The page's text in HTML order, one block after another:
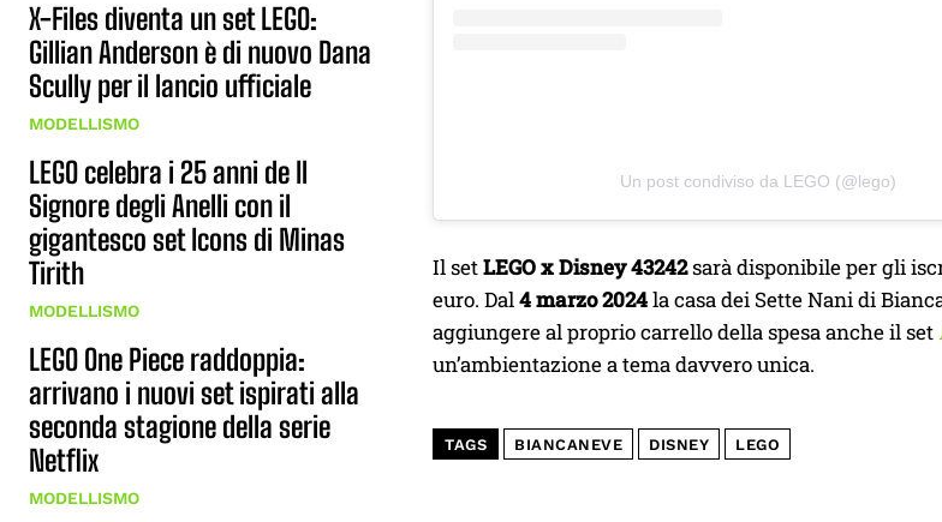
X-Files diventa un set LEGO:
Gillian Anderson è di nuovo Dana
Scully per il lancio ufficiale
MODELLISMO
LEGO celebra i 25 anni de Il
Signore degli Anelli con il
gigantesco set Icons di Minas
Tirith
MODELLISMO
LEGO One Piece raddoppia:
arrivano i nuovi set ispirati alla
seconda stagione della serie
Netflix
MODELLISMO
Un post condiviso da LEGO (@lego)
Il setLEGO x Disney 43242sarà disponibile per gli
euro. Dal4 marzo 2024la casa dei Sette Nani di
aggiungere al proprio carrello della spesa anche il set
un’ambientazione a tema davvero unica.
TAGS BIANCANEVE DISNEY LEGO